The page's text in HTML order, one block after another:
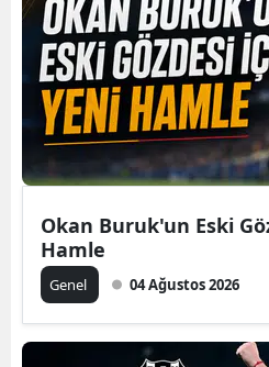
Okan Buruk'un Eski
Hamle
Genel 04 Ağustos 2026